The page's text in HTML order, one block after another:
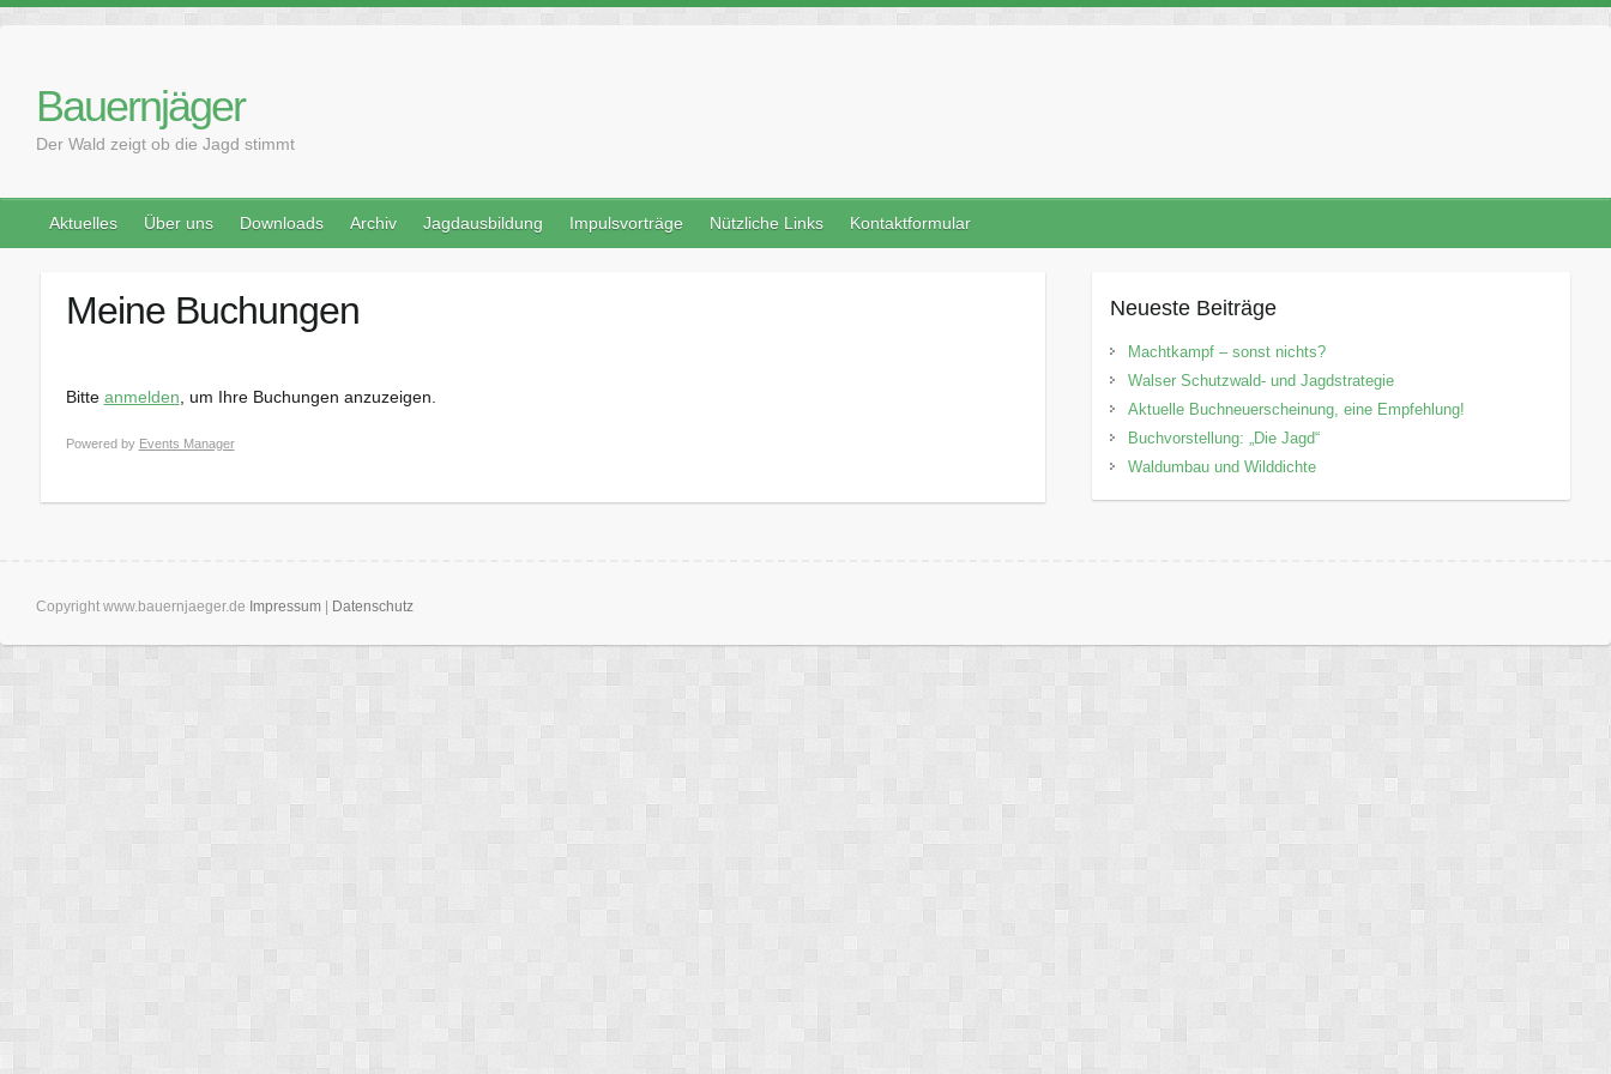
Bauernjäger
Der Wald zeigt ob die Jagd stimmt
Aktuelles Über uns Downloads Archiv Jagdausbildung Impulsvorträge Nützliche Links Kontaktformular
Meine Buchungen
Bitte anmelden , um Ihre Buchungen anzuzeigen.
Powered by Events Manager
Neueste Beiträge
Machtkampf – sonst nichts?
Walser Schutzwald- und Jagdstrategie
Aktuelle Buchneuerscheinung, eine Empfehlung!
Buchvorstellung: „Die Jagd“
Waldumbau und Wilddichte
Copyright www.bauernjaeger.de Impressum Datenschutz